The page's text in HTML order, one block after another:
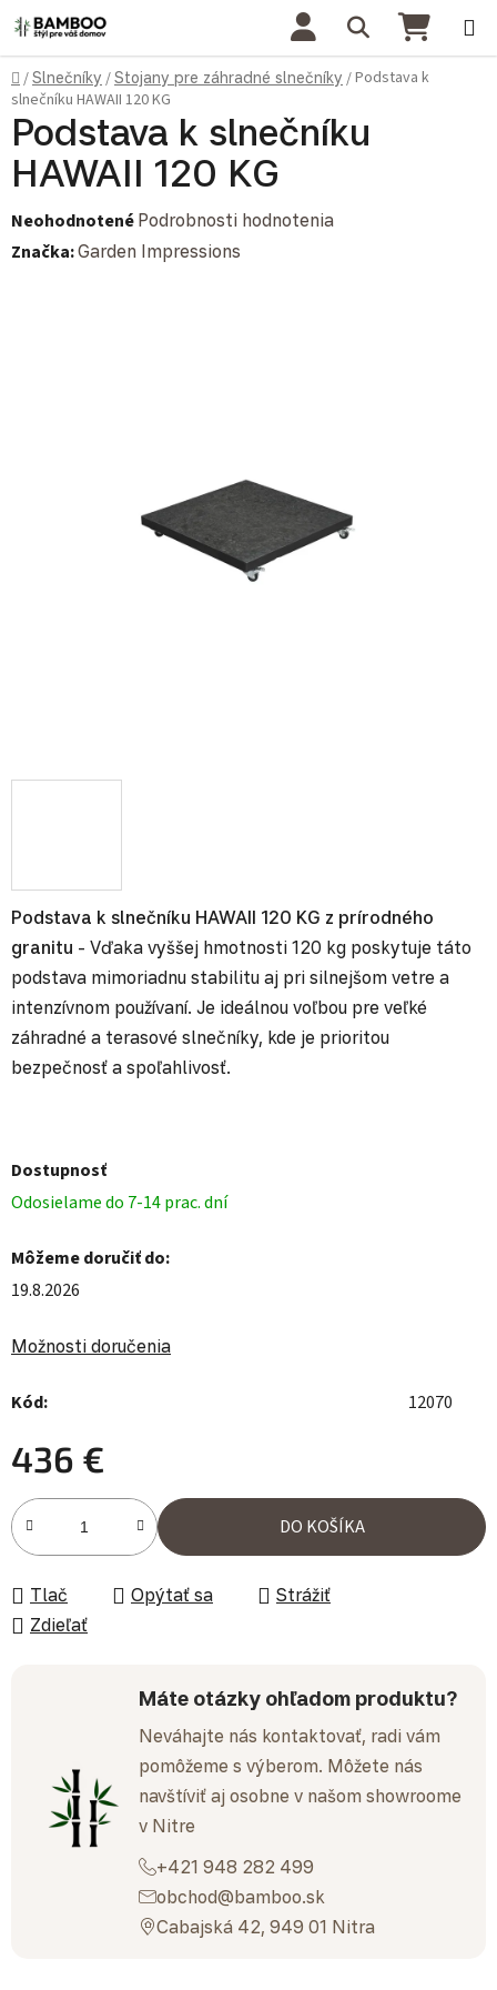
Prejsť na obsah Hľadať
Domov
/Slnečníky /Stojany pre záhradné slnečníky /Podstava k
slnečníku HAWAII 120 KG
Podstava k slnečníku HAWAII 120 KG z prírodného
granitu - Vďaka vyššej hmotnosti 120 kg poskytuje táto
podstava mimoriadnu stabilitu aj pri silnejšom vetre a
intenzívnom používaní. Je ideálnou voľbou pre veľké
záhradné a terasové slnečníky, kde je prioritou
bezpečnosť a spoľahlivosť.
Dostupnosť
Odosielame do 7-14 prac. dní
Môžeme doručiť do:
19.8.2026
Možnosti doručenia
Kód: 12070
436 €
Jednotková cena:
DO KOŠÍKA
Tlač Opýtať sa
Strážiť
Zdieľať
Máte otázky ohľadom produktu?
Neváhajte nás kontaktovať, radi vám
pomôžeme s výberom. Môžete nás
navštíviť aj osobne v našom showroome
v Nitre
+421 948 282 499
obchod@bamboo.sk
Cabajská 42, 949 01 Nitra
Podstava k slnečníku
HAWAII 120 KG
Priemerné hodnotenie produktu je 0,0 z 5 hviezdičiek.
Neohodnotené Podrobnosti hodnotenia
Značka:Garden Impressions